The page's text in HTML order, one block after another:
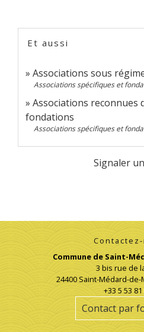
Et aussi
Associations sous
Associations spécifiques et
Associations reconnues
fondations
Associations spécifiques et
Signaler
Commune de Saint-
3 bis rue de
24400 Saint-Médard-de-
+33 5 53
Contact par